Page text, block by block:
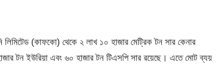
লিমিটেড (কাফকো) থেকে ২ লাখ ১০ হাজার মেট্রিক টন সার কেনার
টন ইউরিয়া এবং ৬০ হাজার টন টিএসপি সার রয়েছে। এতে মোট ব্যয়